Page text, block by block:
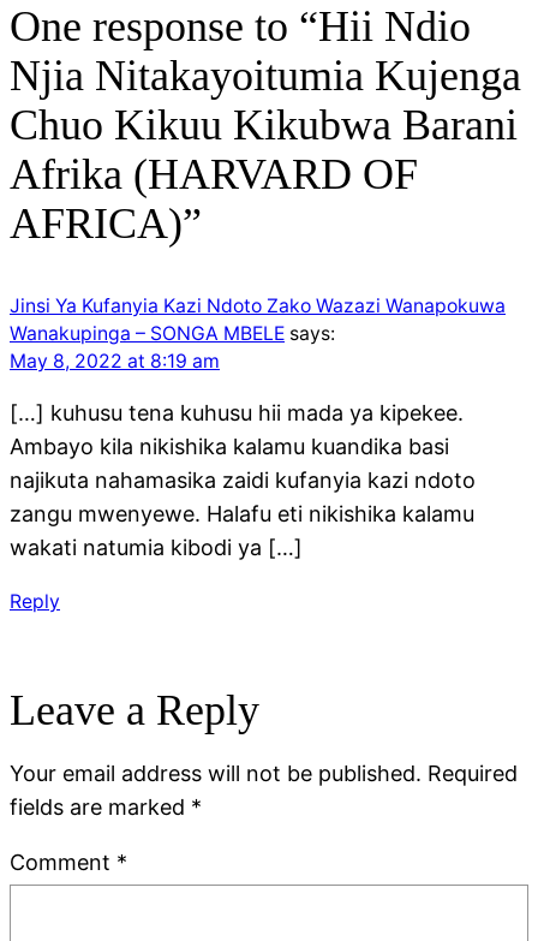
One response to “Hii Ndio
Njia Nitakayoitumia Kujenga
Chuo Kikuu Kikubwa Barani
Afrika (HARVARD OF
AFRICA)”
Jinsi Ya Kufanyia Kazi Ndoto Zako Wazazi Wanapokuwa
Wanakupinga – SONGA MBELE says:
May 8, 2022 at 8:19 am
[…] kuhusu tena kuhusu hii mada ya kipekee.
Ambayo kila nikishika kalamu kuandika basi
najikuta nahamasika zaidi kufanyia kazi ndoto
zangu mwenyewe. Halafu eti nikishika kalamu
wakati natumia kibodi ya […]
Reply
Leave a Reply
Your email address will not be published. Required
fields are marked *
Comment *